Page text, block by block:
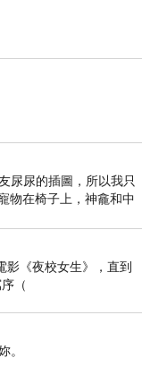
尿尿的插圖，所以我只
物在椅子上，神龕和中
《夜校女生》，直到
（
。